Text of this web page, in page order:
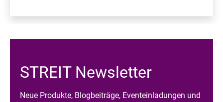
STREIT Newsletter
Neue Produkte, Blogbeiträge, Eventeinladungen und